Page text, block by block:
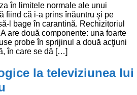
în limitele normale ale unui
fiind că i-a prins înăuntru şi pe
l bage în carantină. Rechizitoriul
are două componente: una foarte
probe în sprijinul a două acţiuni
în care se dă […]
la televiziunea lui